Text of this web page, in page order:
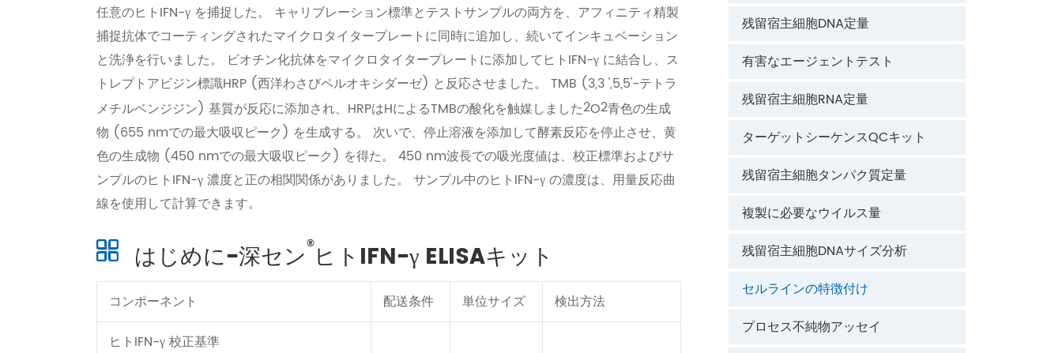
任意のヒトIFN-γ を捕捉した。 キャリブレーション標準とテストサンプルの両方を、アフィニティ精製
捕捉抗体でコーティングされたマイクロタイタープレートに同時に追加し、続いてインキュベーション
と洗浄を行いました。 ビオチン化抗体をマイクロタイタープレートに添加してヒトIFN-γ に結合し、ス
トレプトアビジン標識HRP (西洋わさびペルオキシダーゼ) と反応させました。 TMB (3,3 ',5,5'-テトラ
メチルベンジジン) 基質が反応に添加され、HRPはHによるTMBの酸化を触媒しました2O2青色の生成
物 (655 nmでの最大吸収ピーク) を生成する。 次いで、停止溶液を添加して酵素反応を停止させ、黄
色の生成物 (450 nmでの最大吸収ピーク) を得た。 450 nm波長での吸光度値は、校正標準およびサ
ンプルのヒトIFN-γ 濃度と正の相関関係がありました。 サンプル中のヒトIFN-γ の濃度は、用量反応曲
線を使用して計算できます。
はじめに-深セン® ヒトIFN-γ ELISAキット
コンポーネント 配送条件 単位サイズ
検出方法
ヒトIFN-γ 校正基準
残留宿主細胞DNA定量
有害なエージェントテスト
残留宿主細胞RNA定量
ターゲットシーケンスQCキット
残留宿主細胞タンパク質定量
複製に必要なウイルス量
残留宿主細胞DNAサイズ分析
セルラインの特徴付け
プロセス不純物アッセイ